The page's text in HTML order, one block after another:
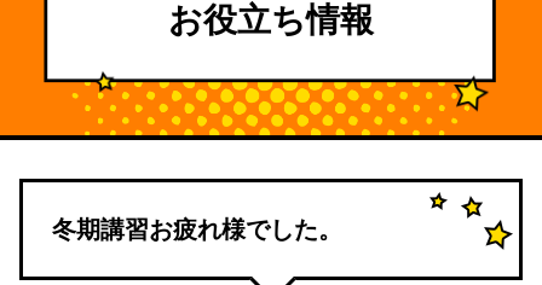
お役立ち情報
冬期講習お疲れ様でした。